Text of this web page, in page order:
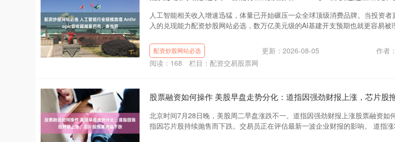
人工智能相关收入增速迅猛，体量已开始碾压一众全球顶级消费品牌。当投资者
入的兑现能力配资炒股网站必选，数万亿美元级的AI基建开支预期也就更容易被
配资炒股网站必选 更新：2026-08-05
作者
阅读： 168 栏目： 配资交易股票网
股票融资如何操作 美股早盘走势分化：道指因强劲财报上涨，芯片股
北京时间7月28日晚，美股周二早盘涨跌不一。道指因强劲财报上涨股票融资如
指因芯片股持续抛售而下跌。交易员正在评估最新一波企业财报的影响。 道指